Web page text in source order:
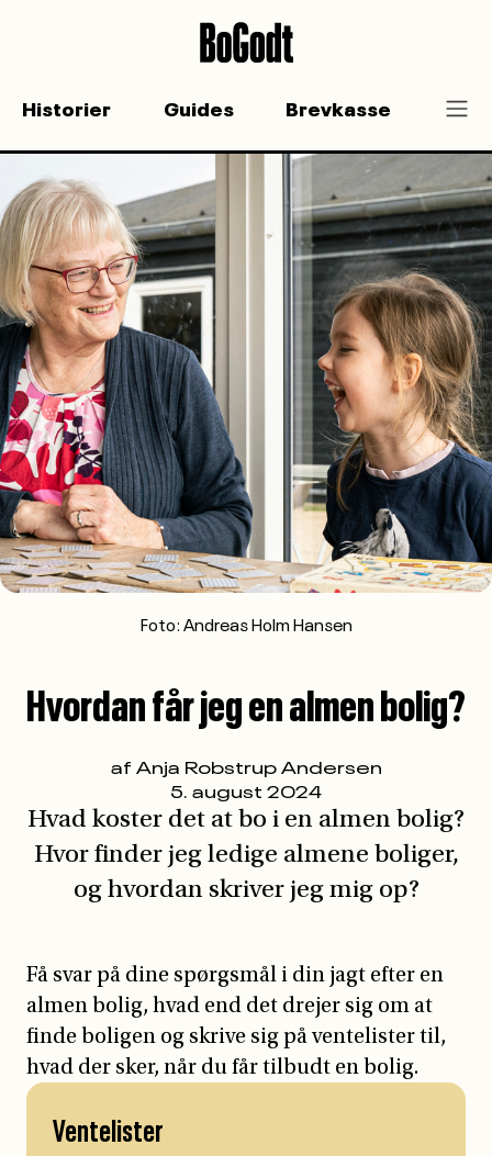
Historier Guides Brevkasse
Hvad koster det at bo i en almen bolig?
Hvor finder jeg ledige almene boliger,
og hvordan skriver jeg mig op?
Få svar på dine spørgsmål i din jagt efter en
almen bolig, hvad end det drejer sig om at
finde boligen og skrive sig på ventelister til,
hvad der sker, når du får tilbudt en bolig.